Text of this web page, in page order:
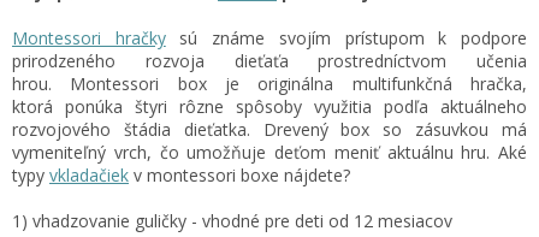
Montessori hračkysú známe svojím prístupom k podpore
prirodzeného rozvoja dieťaťa prostredníctvom učenia
hrou. Montessori box je originálna multifunkčná hračka,
ktorá ponúka štyri rôzne spôsoby využitia podľa aktuálneho
rozvojového štádia dieťatka. Drevený box so zásuvkou má
vymeniteľný vrch, čo umožňuje deťom meniť aktuálnu hru. Aké
typy vkladačiek v montessori boxe nájdete?
1) vhadzovanie guličky - vhodné pre deti od 12 mesiacov